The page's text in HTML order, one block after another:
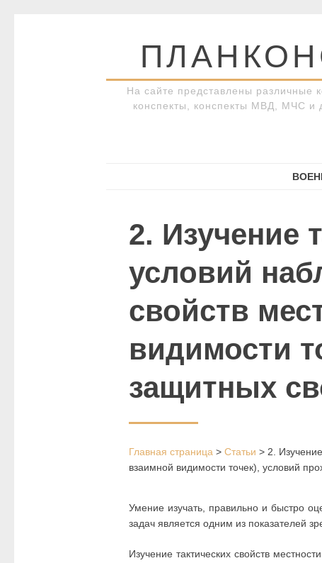
На сайте представлены различные
конспекты, конспекты МВД, МЧС и
2. Изучение
условий
свойств
видимости
защитных
Главная страница > Статьи > 2.
взаимной видимости точек), условий
Умение изучать, правильно и быстро
задач является одним из показателей
Изучение тактических свойств